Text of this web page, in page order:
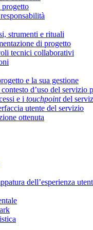
strumenti e rituali
di progetto
tecnici collaborativi
e la sua gestione
d’uso del servizio
e i touchpointdel
utente del servizio
ottenuta
dell’esperienza